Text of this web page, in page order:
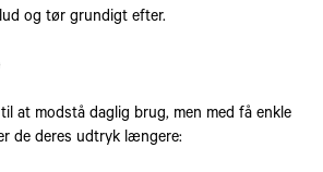
og tør grundigt efter.
at modstå daglig brug, men med få enkle
de deres udtryk længere: